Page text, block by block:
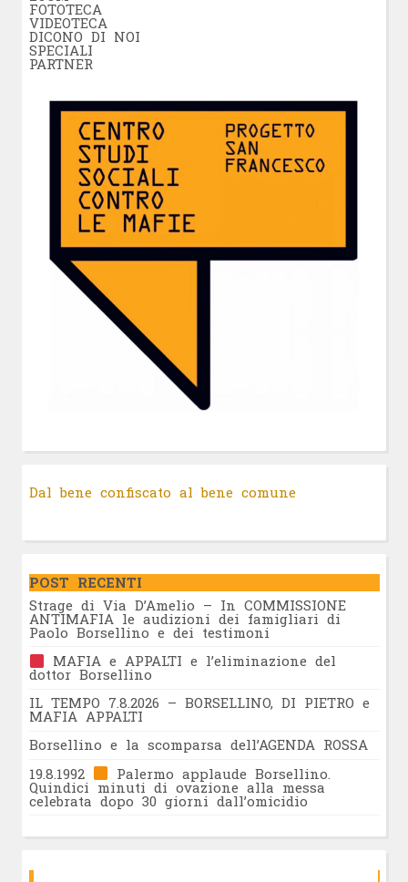
FOTOTECA
VIDEOTECA
DICONO DI NOI
SPECIALI
PARTNER
Dal bene confiscato al bene comune
POST RECENTI
Strage di Via D’Amelio – In COMMISSIONE
ANTIMAFIA le audizioni dei famigliari di
Paolo Borsellino e dei testimoni
MAFIA e APPALTI e l’eliminazione del
dottor Borsellino
IL TEMPO 7.8.2026 – BORSELLINO, DI PIETRO e
MAFIA APPALTI
Borsellino e la scomparsa dell’AGENDA ROSSA
19.8.1992
Palermo applaude Borsellino.
Quindici minuti di ovazione alla messa
celebrata dopo 30 giorni dall’omicidio